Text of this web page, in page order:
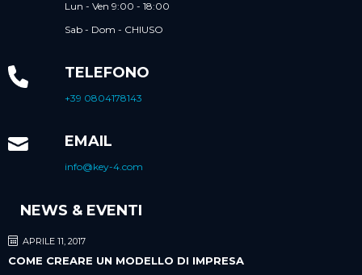
Lun - Ven 9:00 - 18:00
Sab - Dom - CHIUSO
TELEFONO
+39 0804178143
EMAIL
info@key-4.com
NEWS & EVENTI
APRILE 11, 2017
COME CREARE UN MODELLO DI IMPRESA